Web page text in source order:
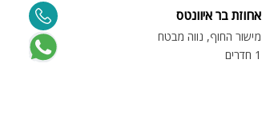
אחוזת בר איוונטס
מישור החוף, נווה מבטח
1 חדרים